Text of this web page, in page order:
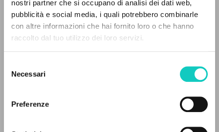
nostri partner che si occupano di analisi dei dati web,
pubblicità e social media, i quali potrebbero combinarle
con altre informazioni che hai fornito loro o che hanno
raccolto dal tuo utilizzo dei loro servizi.
delNecessari
Preferenze
Portoghese BR
Litterae Communionis-Passos edição brasileira
2006
Pages: 5
A
Z